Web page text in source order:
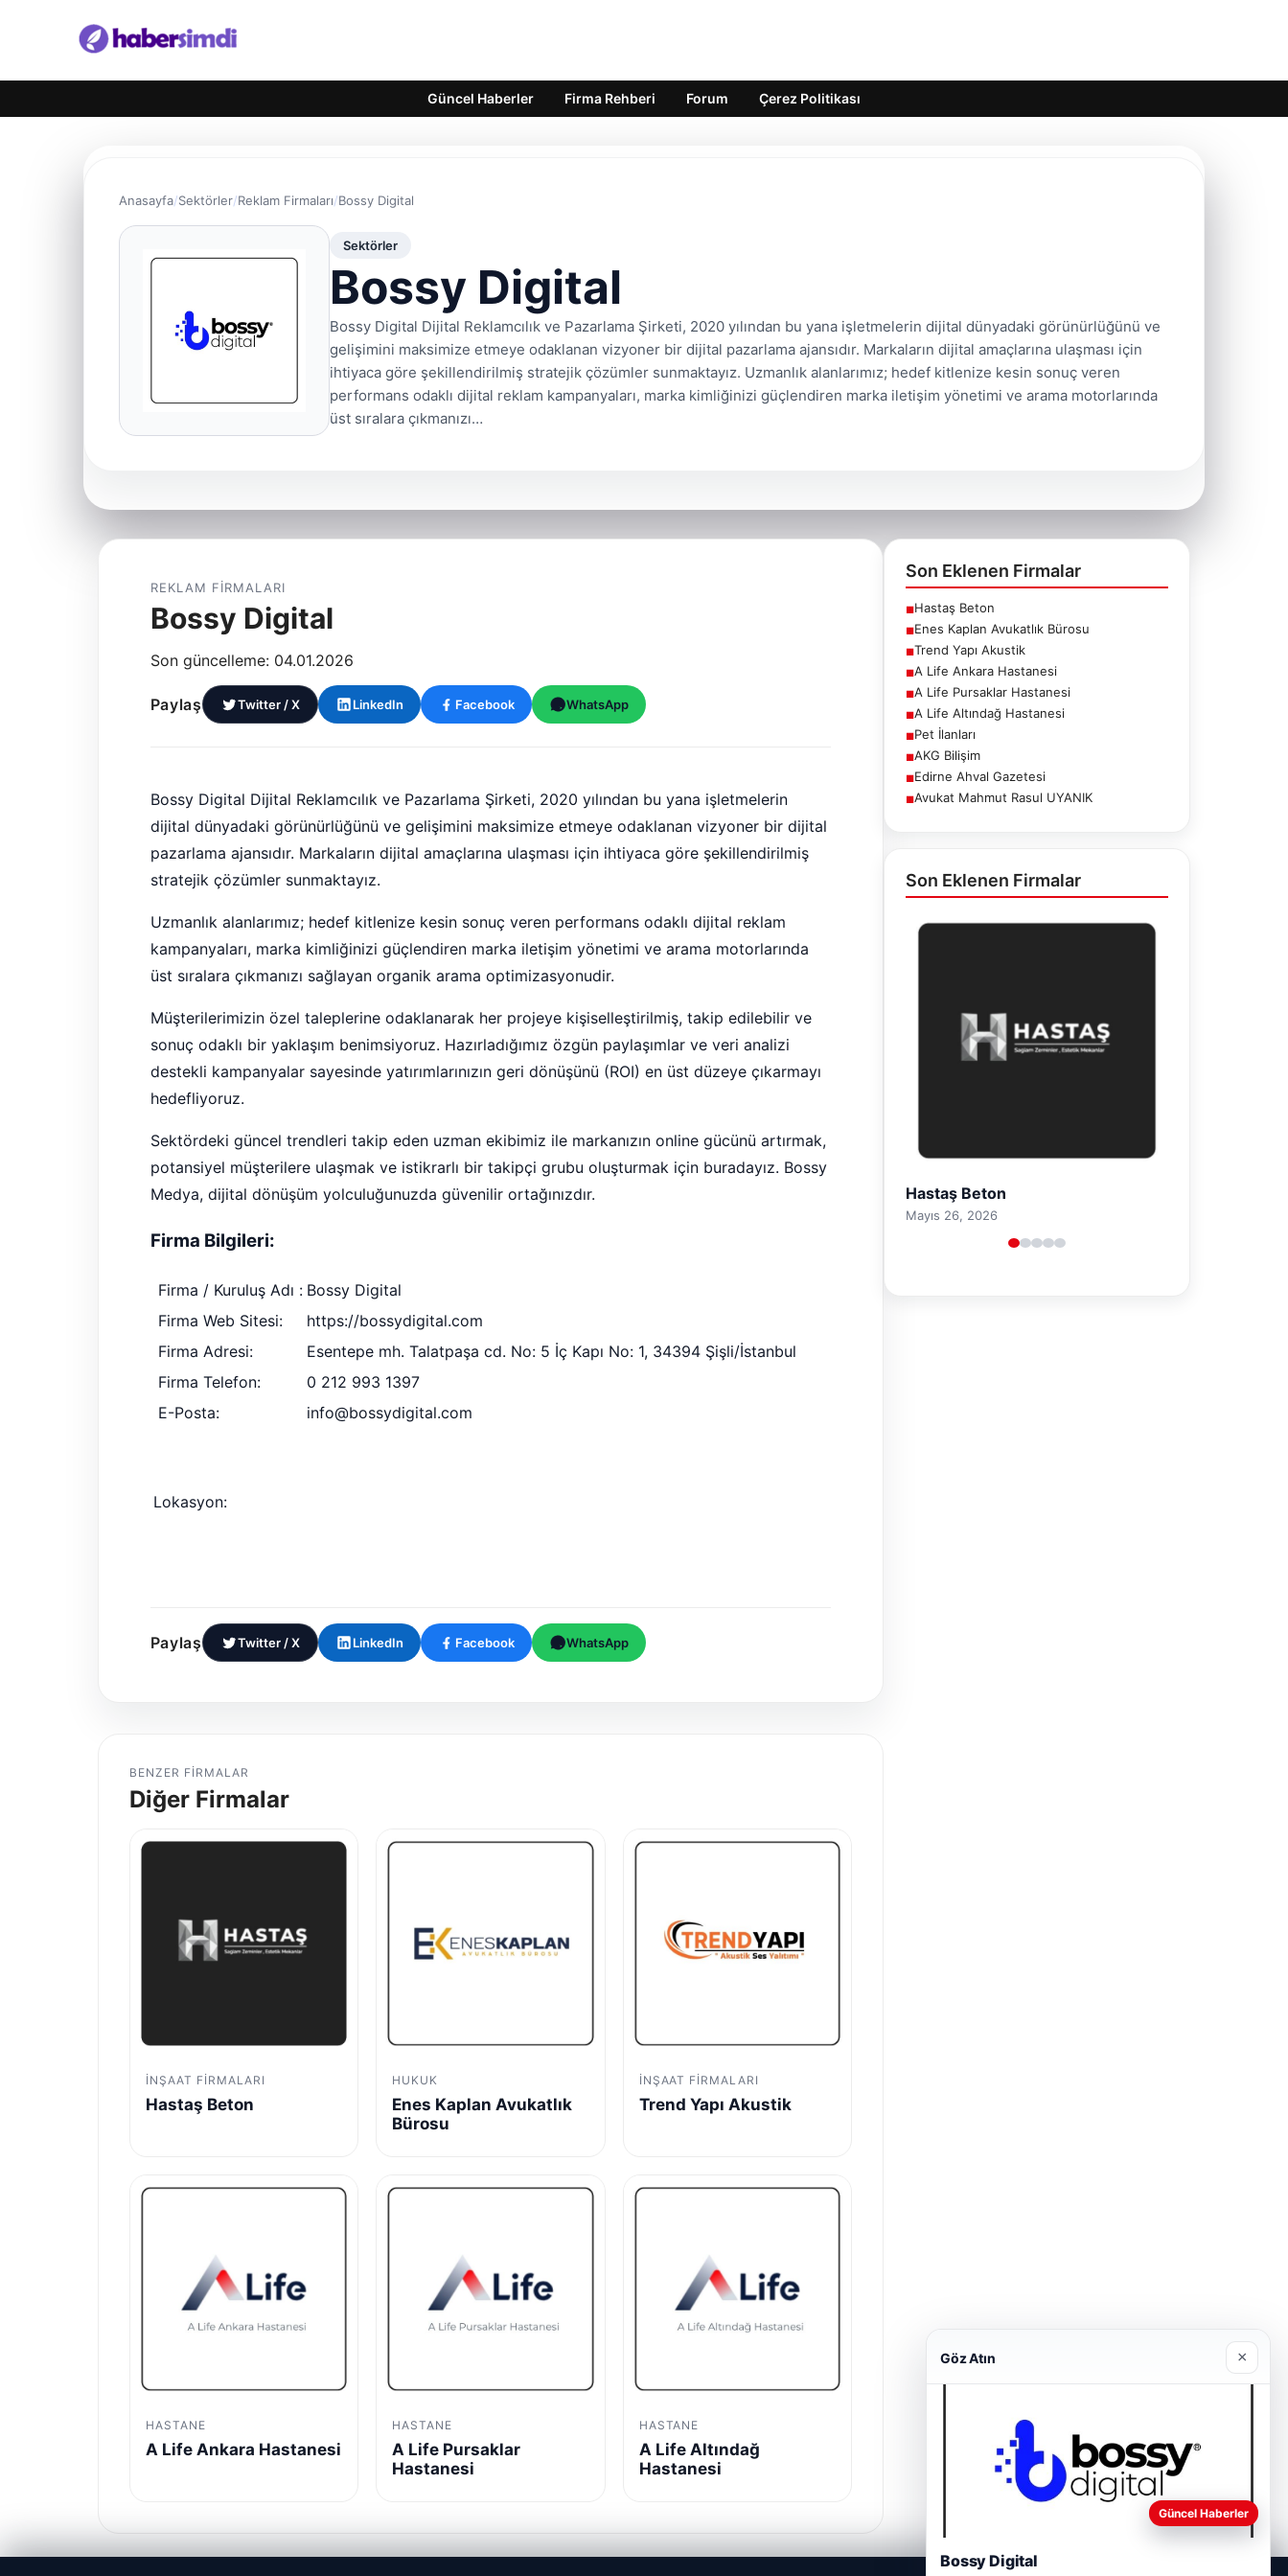
Güncel Haberler Firma Rehberi Forum Çerez Politikası
Anasayfa Sektörler Reklam Firmaları Bossy Digital
Sektörler
Bossy Digital
Bossy Digital Dijital Reklamcılık ve Pazarlama Şirketi, 2020 yılından bu yana işletmelerin dijital dünyadaki görünürlüğünü ve
gelişimini maksimize etmeye odaklanan vizyoner bir dijital pazarlama ajansıdır. Markaların dijital amaçlarına ulaşması için
ihtiyaca göre şekillendirilmiş stratejik çözümler sunmaktayız. Uzmanlık alanlarımız; hedef kitlenize kesin sonuç veren
performans odaklı dijital reklam kampanyaları, marka kimliğinizi güçlendiren marka iletişim yönetimi ve arama motorlarında
üst sıralara çıkmanızı…
REKLAM FIRMALARI
Bossy Digital
Son güncelleme: 04.01.2026
Paylaş Twitter / X LinkedIn Facebook WhatsApp
Bossy Digital Dijital Reklamcılık ve Pazarlama Şirketi, 2020 yılından bu yana işletmelerin
dijital dünyadaki görünürlüğünü ve gelişimini maksimize etmeye odaklanan vizyoner bir dijital
pazarlama ajansıdır. Markaların dijital amaçlarına ulaşması için ihtiyaca göre şekillendirilmiş
stratejik çözümler sunmaktayız.
Uzmanlık alanlarımız; hedef kitlenize kesin sonuç veren performans odaklı dijital reklam
kampanyaları, marka kimliğinizi güçlendiren marka iletişim yönetimi ve arama motorlarında
üst sıralara çıkmanızı sağlayan organik arama optimizasyonudir.
Müşterilerimizin özel taleplerine odaklanarak her projeye kişiselleştirilmiş, takip edilebilir ve
sonuç odaklı bir yaklaşım benimsiyoruz. Hazırladığımız özgün paylaşımlar ve veri analizi
destekli kampanyalar sayesinde yatırımlarınızın geri dönüşünü (ROI) en üst düzeye çıkarmayı
hedefliyoruz.
Sektördeki güncel trendleri takip eden uzman ekibimiz ile markanızın online gücünü artırmak,
potansiyel müşterilere ulaşmak ve istikrarlı bir takipçi grubu oluşturmak için buradayız. Bossy
Medya, dijital dönüşüm yolculuğunuzda güvenilir ortağınızdır.
Firma Bilgileri:
Firma / Kuruluş Adı : Bossy Digital
Firma Web Sitesi:
https://bossydigital.com
Firma Adresi:
Esentepe mh. Talatpaşa cd. No: 5 İç Kapı No: 1, 34394 Şişli/İstanbul
Firma Telefon:
0 212 993 1397
E-Posta:
info@bossydigital.com
Lokasyon:
Paylaş Twitter / X LinkedIn Facebook WhatsApp
BENZER FIRMALAR
Diğer Firmalar
İNŞAAT FIRMALARI
Hastaş Beton
HUKUK
Enes Kaplan Avukatlık
Bürosu
İNŞAAT FIRMALARI
Trend Yapı Akustik
HASTANE
A Life Ankara Hastanesi
HASTANE
A Life Pursaklar
Hastanesi
HASTANE
A Life Altındağ
Hastanesi
Son Eklenen Firmalar
■Hastaş Beton
■Enes Kaplan Avukatlık Bürosu
■Trend Yapı Akustik
■A Life Ankara Hastanesi
■A Life Pursaklar Hastanesi
■A Life Altındağ Hastanesi
■Pet İlanları
■AKG Bilişim
■Edirne Ahval Gazetesi
■Avukat Mahmut Rasul UYANIK
Son Eklenen Firmalar
Hastaş Beton
Mayıs 26, 2026
Göz Atın ×
Güncel Haberler
Bossy Digital